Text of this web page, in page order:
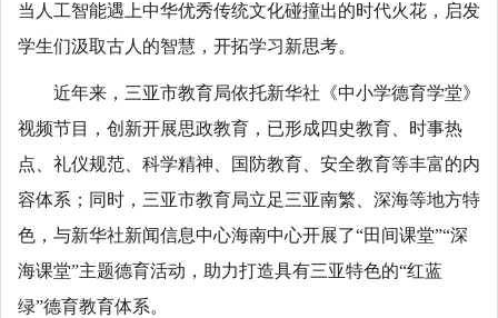
当人工智能遇上中华优秀传统文化碰撞出的时代火花，启发
学生们汲取古人的智慧，开拓学习新思考。
近年来，三亚市教育局依托新华社《中小学德育学堂》
视频节目，创新开展思政教育，已形成四史教育、时事热
点、礼仪规范、科学精神、国防教育、安全教育等丰富的内
容体系；同时，三亚市教育局立足三亚南繁、深海等地方特
色，与新华社新闻信息中心海南中心开展了“田间课堂”“深
海课堂”主题德育活动，助力打造具有三亚特色的“红蓝
绿”德育教育体系。